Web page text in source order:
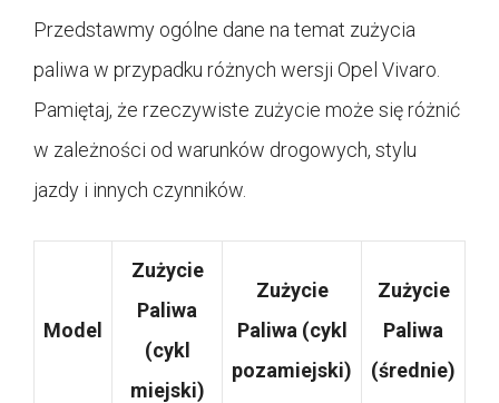
Przedstawmy ogólne dane na temat zużycia
paliwa w przypadku różnych wersji Opel Vivaro.
Pamiętaj, że rzeczywiste zużycie może się różnić
w zależności od warunków drogowych, stylu
jazdy i innych czynników.
Model
Zużycie
Paliwa
(cykl
miejski)
Zużycie
Paliwa (cykl
pozamiejski)
Zużycie
Paliwa
(średnie)